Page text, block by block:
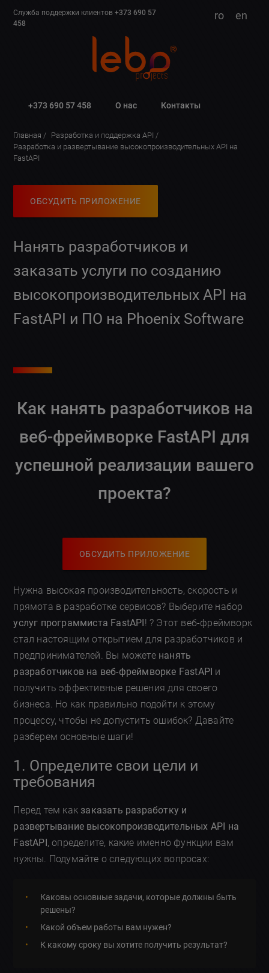
Служба поддержки клиентов+373 690 57
458
ro en
+373 690 57 458 О нас Контакты
Главная
Разработка и поддержка API
Разработка и развертывание высокопроизводительных API на
FastAPI
ОБСУДИТЬ ПРИЛОЖЕНИЕ
Нанять разработчиков и
заказать услуги по созданию
высокопроизводительных API на
FastAPI и ПО на Phoenix Software
Как нанять разработчиков на
веб-фреймворке FastAPI для
успешной реализации вашего
проекта?
ОБСУДИТЬ ПРИЛОЖЕНИЕ
Нужна высокая производительность, скорость и
прямота в разработке сервисов? Выберите набор
услуг программиста FastAPI ! ? Этот веб-фреймворк
стал настоящим открытием для разработчиков и
предпринимателей. Вы можете нанять
разработчиков на веб-фреймворке FastAPI и
получить эффективные решения для своего
бизнеса. Но как правильно подойти к этому
процессу, чтобы не допустить ошибок? Давайте
разберем основные шаги!
1. Определите свои цели и
требования
Перед тем как заказать разработку и
развертывание высокопроизводительных API на
FastAPI, определите, какие именно функции вам
нужны. Подумайте о следующих вопросах:
Каковы основные задачи, которые должны быть
решены?
Какой объем работы вам нужен?
К какому сроку вы хотите получить результат?